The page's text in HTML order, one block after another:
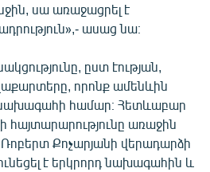
սա առաջացրել է
ասաց նա։
ըստ էության,
որոնք ամենևին
նախագահի համար։ Հետևաբար
հայտարարությունը առաջին
Ռոբերտ Քոչարյանի վերադարձի
է երկրորդ նախագահին և